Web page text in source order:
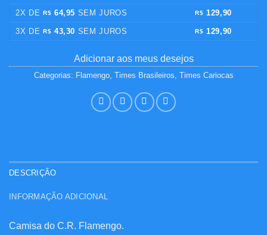
2X DE R$ 64,95 SEM JUROS R$ 129,90
3X DE R$ 43,30 SEM JUROS R$ 129,90
Adicionar aos meus desejos
Categorias: Flamengo, Times Brasileiros, Times Cariocas
DESCRIÇÃO
INFORMAÇÃO ADICIONAL
Camisa do C.R. Flamengo.